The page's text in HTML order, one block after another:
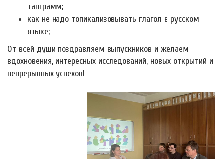
танграмм;
как не надо топикализовывать глагол в русском
языке;
От всей души поздравляем выпускников и желаем
вдохновения, интересных исследований, новых открытий и
непрерывных успехов!